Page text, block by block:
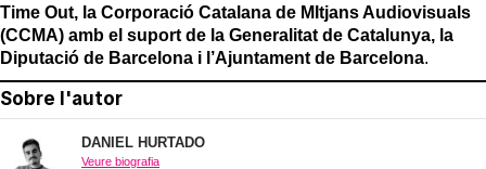
Time Out, la Corporació Catalana de MItjans Audiovisuals
(CCMA) amb el suport de la Generalitat de Catalunya, la
Diputació de Barcelona i l’Ajuntament de Barcelona.
Sobre l'autor
DANIEL HURTADO
Veure biografia